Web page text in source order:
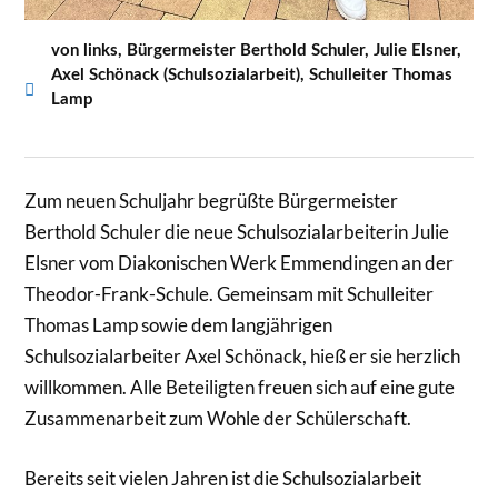
von links, Bürgermeister Berthold Schuler, Julie Elsner,
Axel Schönack (Schulsozialarbeit), Schulleiter Thomas
Lamp
Zum neuen Schuljahr begrüßte Bürgermeister
Berthold Schuler die neue Schulsozialarbeiterin Julie
Elsner vom Diakonischen Werk Emmendingen an der
Theodor-Frank-Schule. Gemeinsam mit Schulleiter
Thomas Lamp sowie dem langjährigen
Schulsozialarbeiter Axel Schönack, hieß er sie herzlich
willkommen. Alle Beteiligten freuen sich auf eine gute
Zusammenarbeit zum Wohle der Schülerschaft.
Bereits seit vielen Jahren ist die Schulsozialarbeit